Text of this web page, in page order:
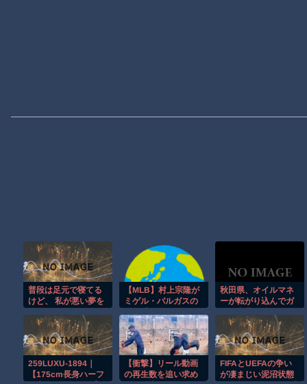
普段は足元で寝てる
けど、 私が悪い夢を
き 優しくちゅーして
起こしてくれた。
【再】
【MLB】村上宗隆が
ミゲル・バルガスの
ｗ → 「Wソックスの
動画は依存度が高い
な」「たった一人で
こんなにチームが変
わるんだからすごい
わ」
秋田県、オイルマネ
ーが転がり込んでガ
WWWWWWWWWW
WWWWWWWWWW
WWWWWWWWWW
WWW
259LUXU-1894｜
【175cm長身ハーフ
【衝撃】リール動画
の再生数を追い求め
FIFAとUEFAの争い
が凄まじい泥沼状態